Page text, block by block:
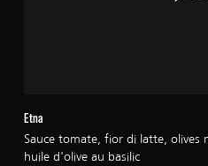
Etna
Sauce tomate, fior di latte, olives
huile d'olive au basilic